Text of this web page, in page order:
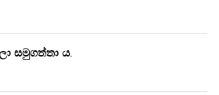
සමුගත්තා ය.